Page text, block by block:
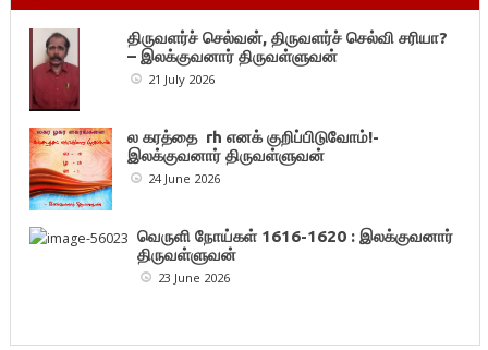
திருவளர்ச் செல்வன், திருவளர்ச் செல்வி சரியா?
– இலக்குவனார் திருவள்ளுவன்
21 July 2026
ல கரத்தை rh எனக் குறிப்பிடுவோம்!-
இலக்குவனார் திருவள்ளுவன்
24 June 2026
வெருளி நோய்கள் 1616-1620 : இலக்குவனார்
திருவள்ளுவன்
23 June 2026